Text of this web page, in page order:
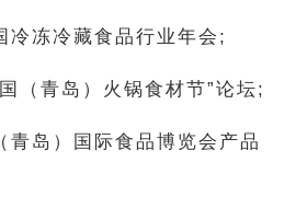
冷冻冷藏食品行业年会;
（青岛）火锅食材节”论坛;
青岛）国际食品博览会产品